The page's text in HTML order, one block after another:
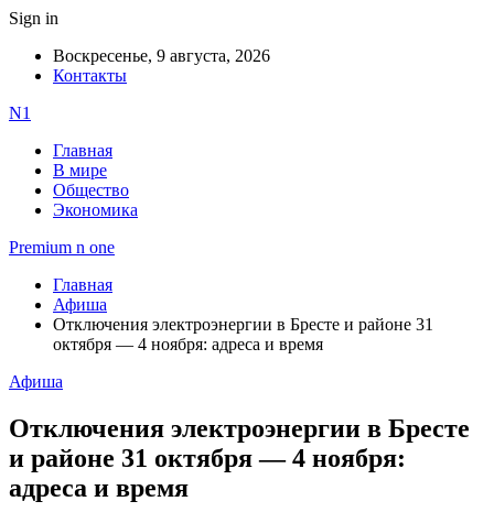
Sign in
Воскресенье, 9 августа, 2026
Контакты
N1
Главная
В мире
Общество
Экономика
Premium n one
Главная
Афиша
Отключения электроэнергии в Бресте и районе 31
октября — 4 ноября: адреса и время
Афиша
Отключения электроэнергии в Бресте
и районе 31 октября — 4 ноября:
адреса и время